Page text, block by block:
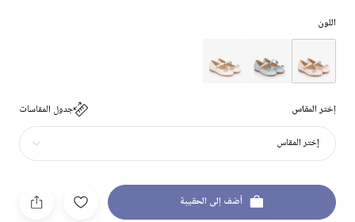
اللون
إختر المقاس جدول المقاسات
إختر المقاس
أضف إلى الحقيبة